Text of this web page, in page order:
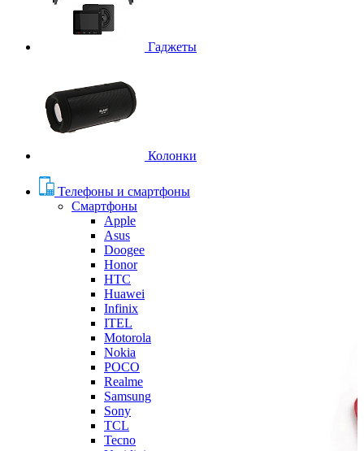
Гаджеты
Колонки
Телефоны и смартфоны
Смартфоны
Apple
Asus
Doogee
Honor
HTC
Huawei
Infinix
ITEL
Motorola
Nokia
POCO
Realme
Samsung
Sony
TCL
Tecno